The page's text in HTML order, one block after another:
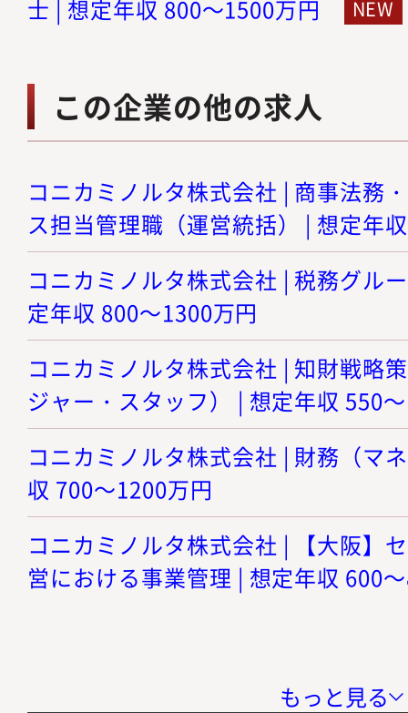
士 | 想定年収 800～1500万円
この企業の他の求人
コニカミノルタ株式会社 | 商事法務
ス担当管理職（運営統括） | 想定年
コニカミノルタ株式会社 | 税務グル
定年収 800～1300万円
コニカミノルタ株式会社 | 知財戦略
ジャー・スタッフ） | 想定年収 550
コニカミノルタ株式会社 | 財務（マ
収 700～1200万円
コニカミノルタ株式会社 | 【大阪】
営における事業管理 | 想定年収 600
もっと見る